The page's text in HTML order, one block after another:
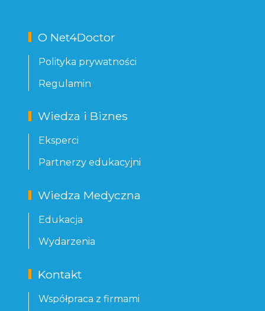
O Net4Doctor
Polityka prywatności
Regulamin
Wiedza i Biznes
Eksperci
Partnerzy edukacyjni
Wiedza Medyczna
Edukacja
Wydarzenia
Kontakt
Współpraca z firmami